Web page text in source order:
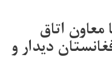
اتاق
دیدار و